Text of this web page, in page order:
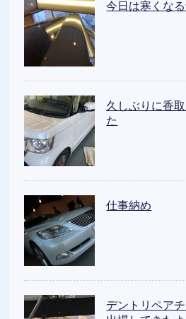
今日は寒くな
久しぶりに香
た
仕事納め
デントリペア